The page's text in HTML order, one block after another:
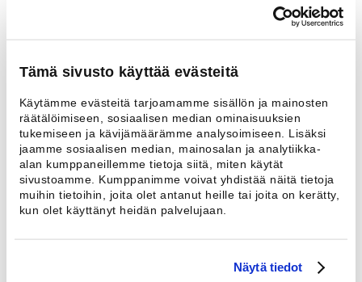
Tämä sivusto käyttää evästeitä
Käytämme evästeitä tarjoamamme sisällön ja mainosten
räätälöimiseen, sosiaalisen median ominaisuuksien
tukemiseen ja kävijämäärämme analysoimiseen. Lisäksi
jaamme sosiaalisen median, mainosalan ja analytiikka-
alan kumppaneillemme tietoja siitä, miten käytät
sivustoamme. Kumppanimme voivat yhdistää näitä tietoja
muihin tietoihin, joita olet antanut heille tai joita on kerätty,
kun olet käyttänyt heidän palvelujaan.
Näytä tiedot
Jalkojen materiaali
sinkattu teräs
Jaloissa säätöjalat
on
Ota yhteyttä
Nimi *
Sähköposti
Puhelinnumero *